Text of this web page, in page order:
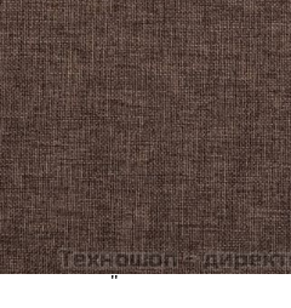
Acest tabel are caracter
coșul de cumpărături unde veți
cererii de creditare.
Предоставената таблица е с
Добавете продукта в
количката" и при поръчка ще
вноски на кредита.
Предоставената таблица е с
Добавете продукта в
количката" и при поръчка ще